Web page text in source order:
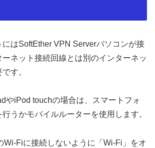
はSoftEther VPN Serverパソコンが接
ネット接続回線とは別のインターネッ
す。
やiPod touchの場合は、スマートフォ
うかモバイルルーターを使用します。
Wi-Fiに接続しないように「Wi-Fi」をオ